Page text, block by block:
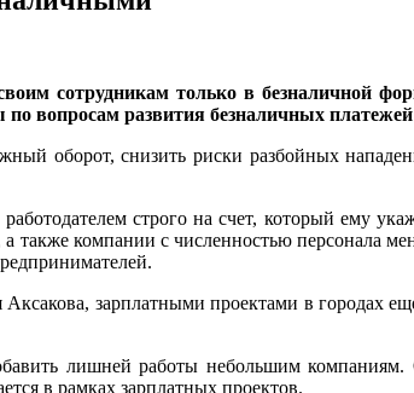
сотрудникам только в безналичной
вопросам развития безналичных
оборот, снизить риски разбойных
строго на счет, который ему
также компании с численностью персонала
зарплатными проектами в городах
лишней работы небольшим компаниям.
в рамках зарплатных проектов.